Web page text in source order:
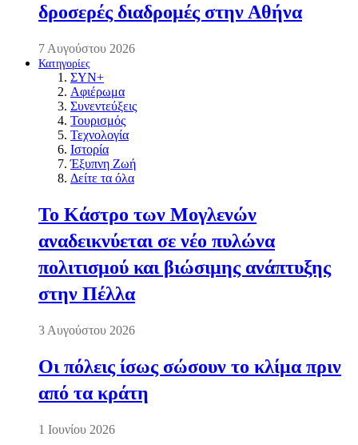
δροσερές διαδρομές στην Αθήνα
7 Αυγούστου 2026
Κατηγορίες
ΣΥΝ+
Αφιέρωμα
Συνεντεύξεις
Τουρισμός
Τεχνολογία
Ιστορία
Έξυπνη Ζωή
Δείτε τα όλα
Το Κάστρο των Μογλενών
αναδεικνύεται σε νέο πυλώνα
πολιτισμού και βιώσιμης ανάπτυξης
στην Πέλλα
3 Αυγούστου 2026
Οι πόλεις ίσως σώσουν το κλίμα πριν
από τα κράτη
1 Ιουνίου 2026